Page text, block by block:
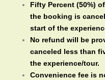
Fifty Percent (50%)
the booking is
start of the
No refund will be
canceled less than
the experience/tour.
Convenience fee is